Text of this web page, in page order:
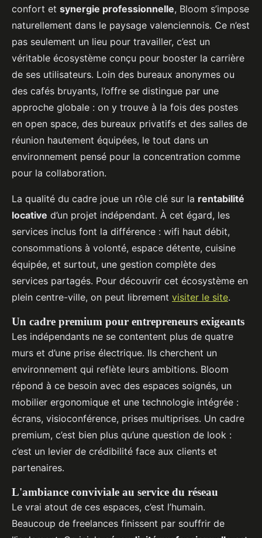
confort et synergie professionnelle, Bloom s’impose
naturellement dans le paysage valenciennois. Ce n’est
pas seulement un lieu pour travailler, c’est un
véritable écosystème conçu pour booster la carrière
de ses utilisateurs. Loin des bureaux anonymes ou
des cafés bruyants, l’offre se distingue par une
approche globale : on y trouve à la fois des postes
en open space, des bureaux privatifs et des salles de
réunion hautement équipées, le tout dans un
environnement pensé pour la concentration comme
pour la collaboration.
La qualité du cadre joue un rôle clé sur la rentabilité
locative d’un projet indépendant. À cet égard, les
services inclus font la différence : wifi haut débit,
consommations à volonté, espace détente, cuisine
équipée, et surtout, une gestion complète des
services partagés. Pour découvrir cet écosystème en
plein centre-ville, on peut librement visiter le site.
Un cadre premium pour entrepreneurs exigeants
Les indépendants ne se contentent plus de quatre
murs et d’une prise électrique. Ils cherchent un
environnement qui reflète leurs ambitions. Bloom
répond à ce besoin avec des espaces soignés, un
mobilier ergonomique et une technologie intégrée :
écrans, visioconférence, prises multiprises. Un cadre
premium, c’est bien plus qu’une question de look :
c’est un levier de crédibilité face aux clients et
partenaires.
L'ambiance conviviale au service du réseau
Le vrai atout de ces espaces, c’est l’humain.
Beaucoup de freelances finissent par souffrir de